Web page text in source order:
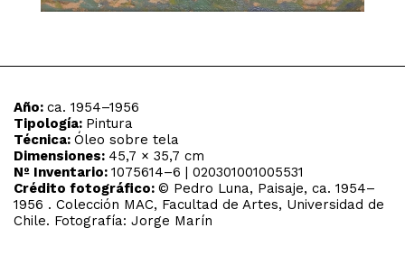
Año: ca. 1954–1956
Tipología: Pintura
Técnica: Óleo sobre tela
Dimensiones: 45,7 × 35,7 cm
Nº Inventario: 1075614–6 | 020301001005531
Crédito fotográfico: © Pedro Luna, Paisaje, ca. 1954–
1956 . Colección MAC, Facultad de Artes, Universidad de
Chile. Fotografía: Jorge Marín